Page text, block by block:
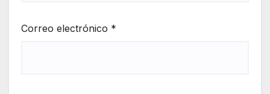
Correo electrónico *